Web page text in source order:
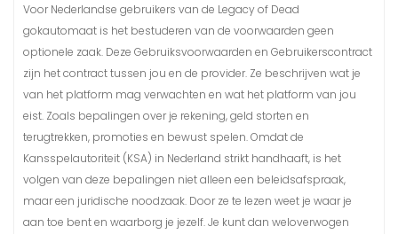
Voor Nederlandse gebruikers van de Legacy of Dead
gokautomaat is het bestuderen van de voorwaarden geen
optionele zaak. Deze Gebruiksvoorwaarden en Gebruikerscontract
zijn het contract tussen jou en de provider. Ze beschrijven wat je
van het platform mag verwachten en wat het platform van jou
eist. Zoals bepalingen over je rekening, geld storten en
terugtrekken, promoties en bewust spelen. Omdat de
Kansspelautoriteit (KSA) in Nederland strikt handhaaft, is het
volgen van deze bepalingen niet alleen een beleidsafspraak,
maar een juridische noodzaak. Door ze te lezen weet je waar je
aan toe bent en waarborg je jezelf. Je kunt dan weloverwogen